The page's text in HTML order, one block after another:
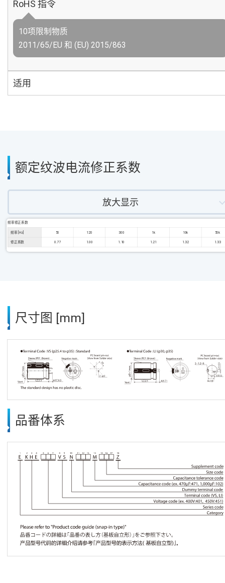
RoHS 指令
10项限制物质
2011/65/EU 和 (EU) 2015/863
适用
额定纹波电流修正系数
放大显示
频率修正系数
频率 [Hz] 50 120 300 1k 10k 50k
修正系数 0.77 1.00 1.10 1.21 1.32 1.33
尺寸图 [mm]
品番体系